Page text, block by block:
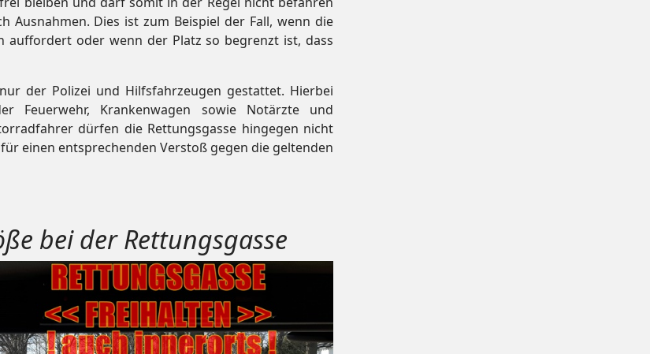
Dies ist zum Beispiel der Fall, wenn die
auffordert oder wenn der Platz so begrenzt ist, dass
der Polizei und Hilfsfahrzeugen gestattet. Hierbei
Krankenwagen sowie Notärzte und
dürfen die Rettungsgasse hingegen nicht
einen entsprechenden Verstoß gegen die geltenden
bei der Rettungsgasse